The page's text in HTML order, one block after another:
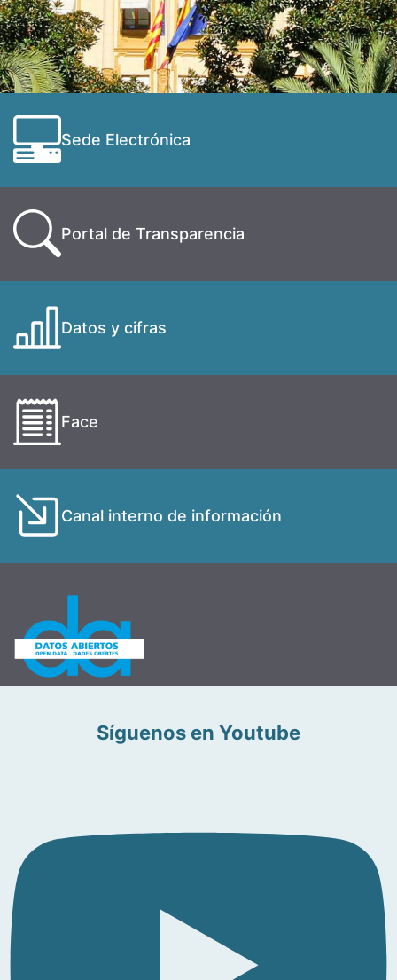
Sede Electrónica
Portal de Transparencia
Datos y cifras
Face
Canal interno de información
Síguenos en Youtube